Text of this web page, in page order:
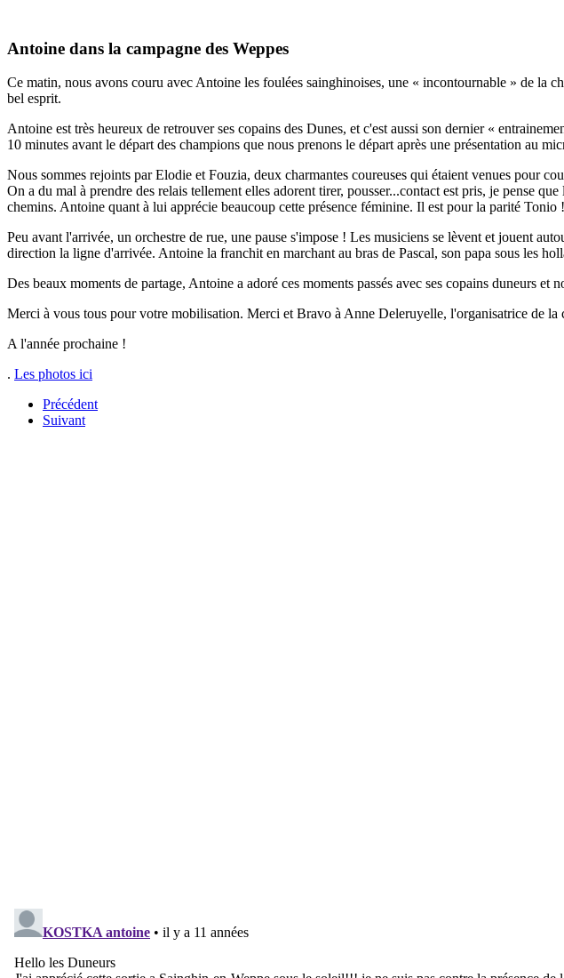
Antoine dans la campagne des Weppes
Ce matin, nous avons couru avec Antoine les foulées sainghinoises, une « incontournable » de la
bel esprit.
Antoine est très heureux de retrouver ses copains des Dunes, et c'est aussi son dernier «
10 minutes avant le départ des champions que nous prenons le départ après une présentation au
Nous sommes rejoints par Elodie et Fouzia, deux charmantes coureuses qui étaient venues pour
On a du mal à prendre des relais tellement elles adorent tirer, pousser...contact est pris, je pense
chemins. Antoine quant à lui apprécie beaucoup cette présence féminine. Il est pour la parité Tonio !
Peu avant l'arrivée, un orchestre de rue, une pause s'impose ! Les musiciens se lèvent et jouent
direction la ligne d'arrivée. Antoine la franchit en marchant au bras de Pascal, son papa sous les
Des beaux moments de partage, Antoine a adoré ces moments passés avec ses copains duneurs
Merci à vous tous pour votre mobilisation. Merci et Bravo à Anne Deleruyelle, l'organisatrice de la
A l'année prochaine !
. Les photos ici
Précédent
Suivant